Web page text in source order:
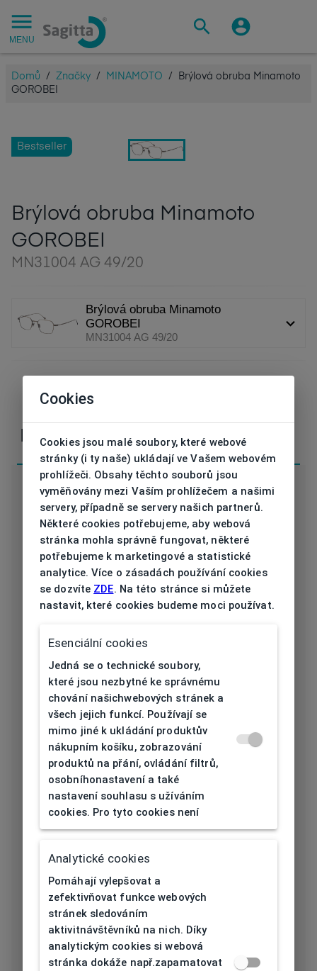
MENU
Domů / Značky / MINAMOTO /
Brýlová obruba Minamoto
GOROBEI
Bestseller
Brýlová obruba Minamoto
GOROBEI
MN31004 AG 49/20
Brýlová obruba Minamoto
GOROBEI
MN31004 AG 49/20
V případě nejasností nebo dotazů nás
Parametry
Kód MN31004 AG 49/20
Značka MINAMOTO
Druh obruby Dioptrické
Typ obruby Celoobruba
Materiál
obruby
Titan
Barva obruby Zlatá
Tvar obruby Čtvercový
Šířka očnice
Šířka nosníku
[mm]
Výška očnice
[mm]
Cookies
Cookies jsou malé soubory, které webové
stránky (i ty naše) ukládají ve Vašem webovém
prohlížeči. Obsahy těchto souborů jsou
vyměňovány mezi Vaším prohlížečem a našimi
servery, případně se servery našich partnerů.
Některé cookies potřebujeme, aby webová
stránka mohla správně fungovat, některé
potřebujeme k marketingové a statistické
analytice. Více o zásadách používání cookies
se dozvíte ZDE. Na této stránce si můžete
nastavit, které cookies budeme moci používat.
Esenciální cookies
Jedná se o technické soubory,
které jsou nezbytné ke správnému
chování našichwebových stránek a
všech jejich funkcí. Používají se
mimo jiné k ukládání produktův
nákupním košíku, zobrazování
produktů na přání, ovládání filtrů,
osobníhonastavení a také
nastavení souhlasu s užíváním
cookies. Pro tyto cookies není
Analytické cookies
Pomáhají vylepšovat a
zefektivňovat funkce webových
stránek sledováním
aktivitnávštěvníků na nich. Díky
analytickým cookies si webová
stránka dokáže např.zapamatovat